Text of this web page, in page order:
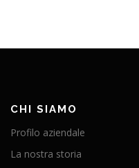
CHI SIAMO
Profilo aziendale
La nostra storia